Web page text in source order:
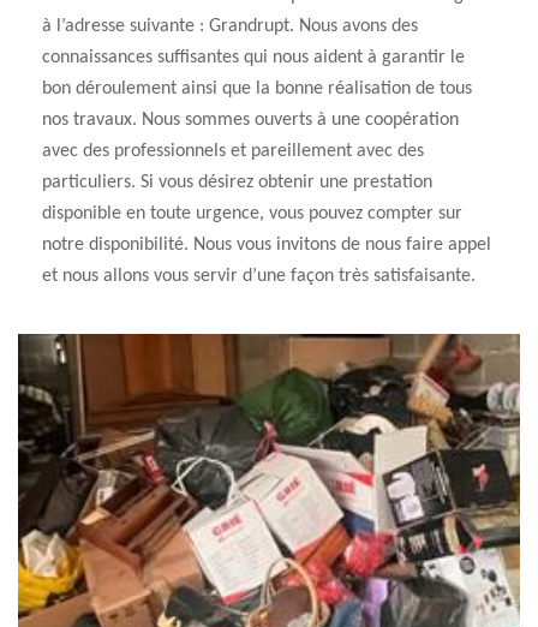
à l’adresse suivante : Grandrupt. Nous avons des
connaissances suffisantes qui nous aident à garantir le
bon déroulement ainsi que la bonne réalisation de tous
nos travaux. Nous sommes ouverts à une coopération
avec des professionnels et pareillement avec des
particuliers. Si vous désirez obtenir une prestation
disponible en toute urgence, vous pouvez compter sur
notre disponibilité. Nous vous invitons de nous faire appel
et nous allons vous servir d’une façon très satisfaisante.